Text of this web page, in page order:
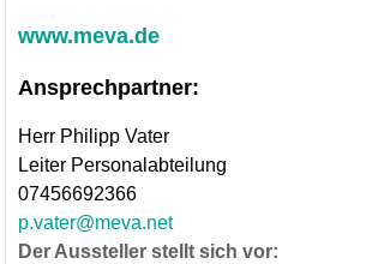
www.meva.de
Ansprechpartner:
Herr Philipp Vater
Leiter Personalabteilung
07456692366
p.vater@meva.net
Der Aussteller stellt sich vor: